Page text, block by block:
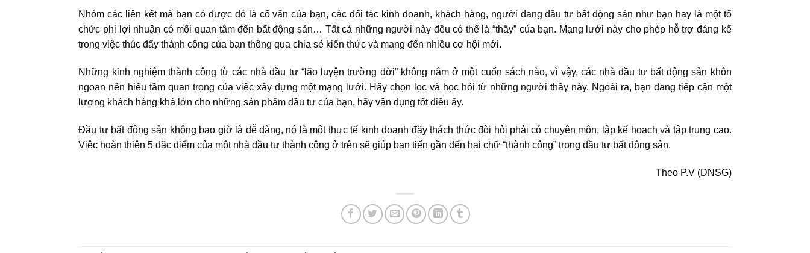
Nhóm các liên kết mà bạn có được đó là cố vấn của bạn, các đối tác kinh doanh, khách hàng, người đang đầu tư bất động sản như bạn hay là một tổ
chức phi lợi nhuận có mối quan tâm đến bất động sản… Tất cả những người này đều có thể là “thầy” của bạn. Mạng lưới này cho phép hỗ trợ đáng kể
trong việc thúc đẩy thành công của bạn thông qua chia sẻ kiến thức và mang đến nhiều cơ hội mới.
Những kinh nghiệm thành công từ các nhà đầu tư “lão luyện trường đời” không nằm ở một cuốn sách nào, vì vậy, các nhà đầu tư bất động sản khôn
ngoan nên hiểu tầm quan trọng của việc xây dựng một mạng lưới. Hãy chọn lọc và học hỏi từ những người thầy này. Ngoài ra, bạn đang tiếp cận một
lượng khách hàng khá lớn cho những sản phẩm đầu tư của bạn, hãy vận dụng tốt điều ấy.
Đầu tư bất động sản không bao giờ là dễ dàng, nó là một thực tế kinh doanh đầy thách thức đòi hỏi phải có chuyên môn, lập kế hoạch và tập trung cao.
Việc hoàn thiện 5 đặc điểm của một nhà đầu tư thành công ở trên sẽ giúp bạn tiến gần đến hai chữ “thành công” trong đầu tư bất động sản.
Theo P.V (DNSG)